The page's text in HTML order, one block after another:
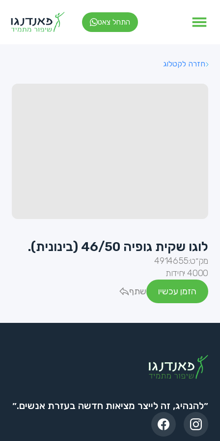
התחל צאט
חזרה לקטלוג
לוגו שקית גופיה 46/50 (בינונית).
מק״ט:4914655
4000 יחידות
הזמן עכשיו
שתף
״להנהיג, זה לייצר מציאות חדשה בעזרת אנשים.״